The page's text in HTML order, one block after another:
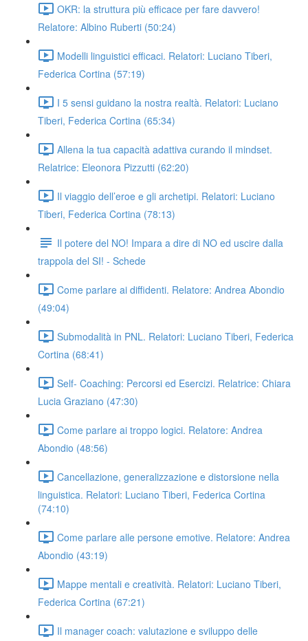
OKR: la struttura più efficace per fare davvero!
Relatore: Albino Ruberti (50:24)
Modelli linguistici efficaci. Relatori: Luciano Tiberi,
Federica Cortina (57:19)
I 5 sensi guidano la nostra realtà. Relatori: Luciano
Tiberi, Federica Cortina (65:34)
Allena la tua capacità adattiva curando il mindset.
Relatrice: Eleonora Pizzutti (62:20)
Il viaggio dell’eroe e gli archetipi. Relatori: Luciano
Tiberi, Federica Cortina (78:13)
Il potere del NO! Impara a dire di NO ed uscire dalla
trappola del SI! - Schede
Come parlare ai diffidenti. Relatore: Andrea Abondio
(49:04)
Submodalità in PNL. Relatori: Luciano Tiberi, Federica
Cortina (68:41)
Self- Coaching: Percorsi ed Esercizi. Relatrice: Chiara
Lucia Graziano (47:30)
Come parlare ai troppo logici. Relatore: Andrea
Abondio (48:56)
Cancellazione, generalizzazione e distorsione nella
linguistica. Relatori: Luciano Tiberi, Federica Cortina
(74:10)
Come parlare alle persone emotive. Relatore: Andrea
Abondio (43:19)
Mappe mentali e creatività. Relatori: Luciano Tiberi,
Federica Cortina (67:21)
Il manager coach: valutazione e sviluppo delle